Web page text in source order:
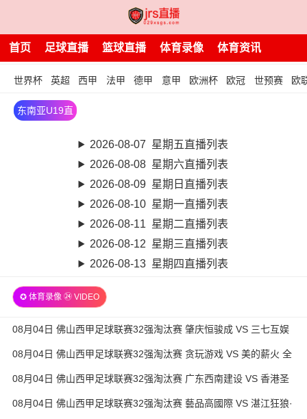
首页 足球直播 篮球直播 体育录像 体育资讯
世界杯 英超 西甲 法甲 德甲 意甲 欧洲杯 欧冠 世预赛 欧
东南亚U19直
2026-08-07 星期五直播列表
2026-08-08 星期六直播列表
2026-08-09 星期日直播列表
2026-08-10 星期一直播列表
2026-08-11 星期二直播列表
2026-08-12 星期三直播列表
2026-08-13 星期四直播列表
✪ 体育录像 ㉔ VIDEO
08月04日 佛山西甲足球联赛32强淘汰赛 肇庆恒骏成 VS 三七互娱
全场录像
08月04日 佛山西甲足球联赛32强淘汰赛 贪玩游戏 VS 美的薪火 全
场录像
08月04日 佛山西甲足球联赛32强淘汰赛 广东西南建设 VS 香港圣
徒 全场录像
08月04日 佛山西甲足球联赛32强淘汰赛 藝品高國際 VS 湛江狂狼·